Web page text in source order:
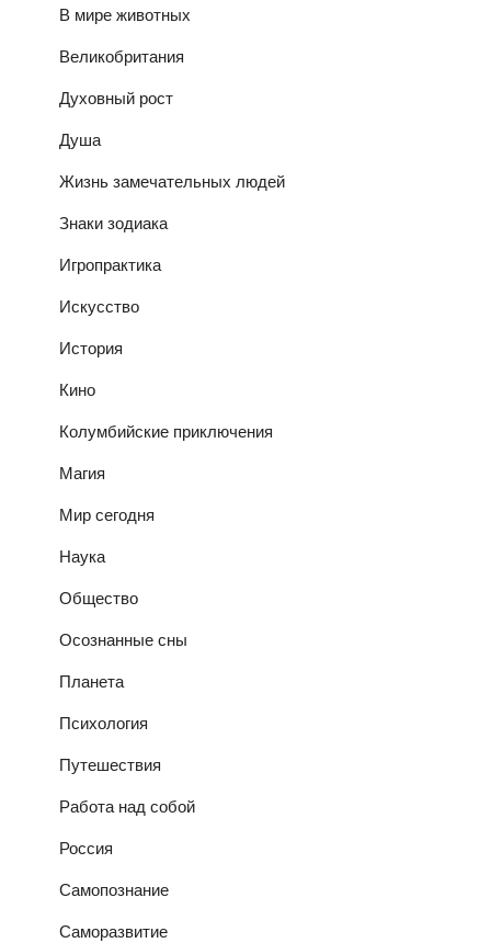
В мире животных
Великобритания
Духовный рост
Душа
Жизнь замечательных людей
Знаки зодиака
Игропрактика
Искусство
История
Кино
Колумбийские приключения
Магия
Мир сегодня
Наука
Общество
Осознанные сны
Планета
Психология
Путешествия
Работа над собой
Россия
Самопознание
Саморазвитие